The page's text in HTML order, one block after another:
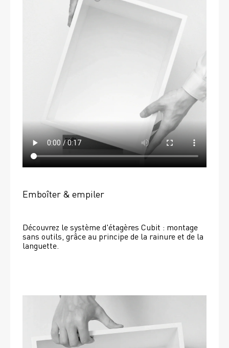
Emboîter & empiler
Découvrez le système d'étagères Cubit : montage
sans outils, grâce au principe de la rainure et de la
languette.